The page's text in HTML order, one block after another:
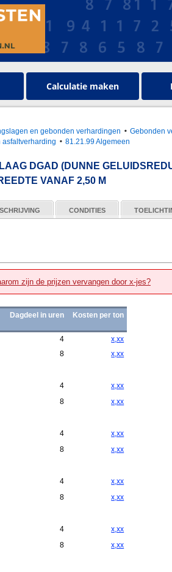
Calculatie maken
en gebonden verhardingen
Gebonden
asfaltverharding
81.21.99 Algemeen
DGAD (DUNNE
VANAF 2,50 M
CONDITIES
zijn de prijzen vervangen door x-jes?
Dagdeel in uren Kosten per ton
4
x,xx
8
x,xx
4
x,xx
8
x,xx
4
x,xx
8
x,xx
4
x,xx
8
x,xx
4
x,xx
8
x,xx